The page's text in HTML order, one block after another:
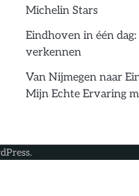
Michelin Stars
Eindhoven in één
verkennen
Van Nijmegen naar
Mijn Echte Ervaring
.